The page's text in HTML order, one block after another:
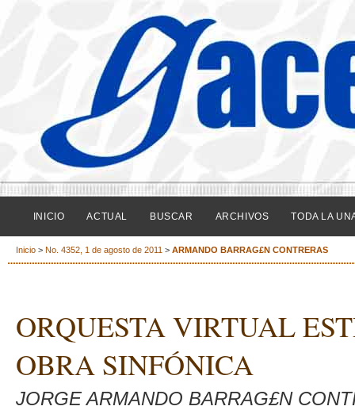
INICIO ACTUAL BUSCAR ARCHIVOS TODA LA
Inicio > No. 4352, 1 de agosto de 2011 > ARMANDO BARRAG£N CONTRERAS
ORQUESTA VIRTUAL
OBRA SINFÓNICA
JORGE ARMANDO BARRAG£N